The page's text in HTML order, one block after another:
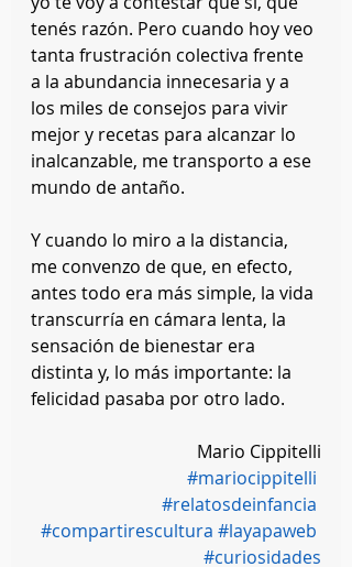
tenés razón. Pero cuando hoy veo
tanta frustración colectiva frente
a la abundancia innecesaria y a
los miles de consejos para vivir
mejor y recetas para alcanzar lo
inalcanzable, me transporto a ese
mundo de antaño.
Y cuando lo miro a la distancia,
me convenzo de que, en efecto,
antes todo era más simple, la vida
transcurría en cámara lenta, la
sensación de bienestar era
distinta y, lo más importante: la
felicidad pasaba por otro lado.
Mario Cippitelli
#mariocippitelli
#relatosdeinfancia
#compartirescultura #layapaweb
#curiosidades